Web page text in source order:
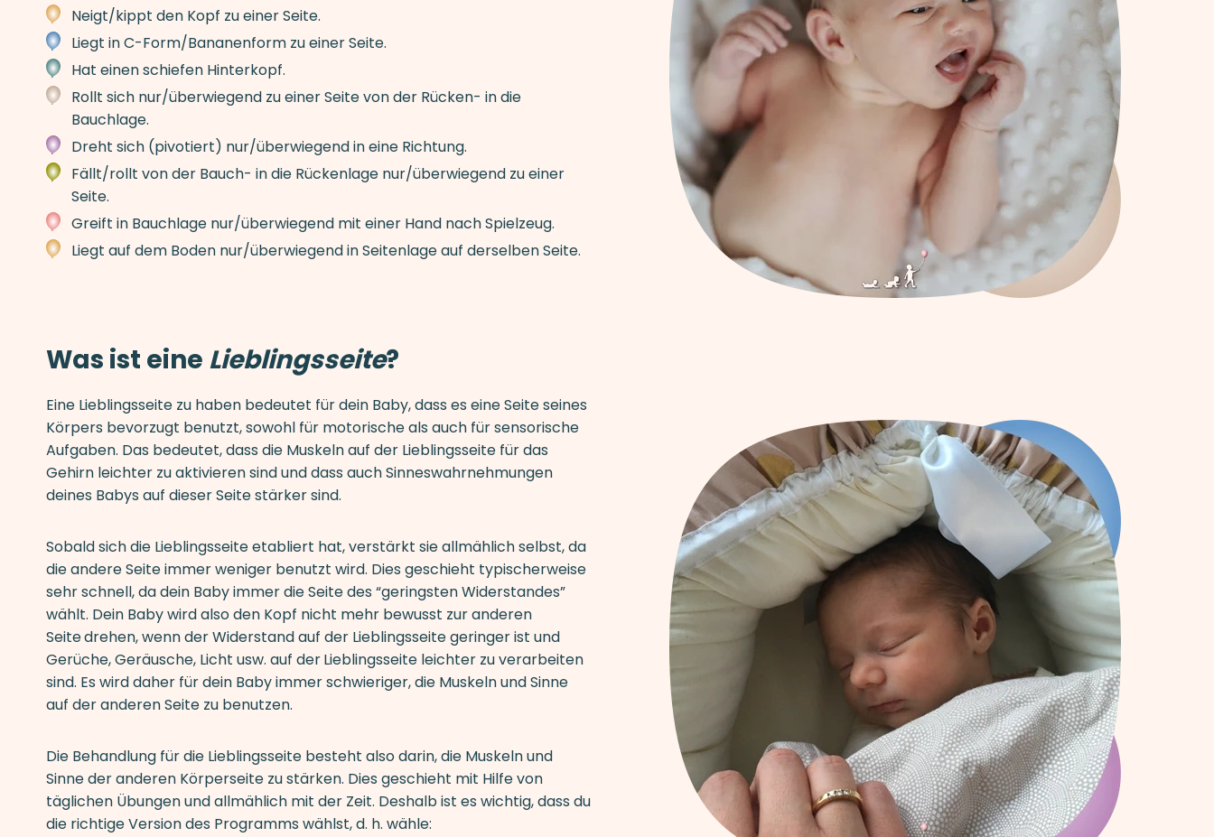
Neigt/kippt den Kopf zu einer Seite.
Liegt in C-Form/Bananenform zu einer Seite.
Hat einen schiefen Hinterkopf.
Rollt sich nur/überwiegend zu einer Seite von der Rücken- in die
Bauchlage.
Dreht sich (pivotiert) nur/überwiegend in eine Richtung.
Fällt/rollt von der Bauch- in die Rückenlage nur/überwiegend zu einer
Seite.
Greift in Bauchlage nur/überwiegend mit einer Hand nach Spielzeug.
Liegt auf dem Boden nur/überwiegend in Seitenlage auf derselben Seite.
Was ist eine Lieblingsseite?
Eine Lieblingsseite zu haben bedeutet für dein Baby, dass es eine Seite seines
Körpers bevorzugt benutzt, sowohl für motorische als auch für sensorische
Aufgaben. Das bedeutet, dass die Muskeln auf der Lieblingsseite für das
Gehirn leichter zu aktivieren sind und dass auch Sinneswahrnehmungen
deines Babys auf dieser Seite stärker sind.
Sobald sich die Lieblingsseite etabliert hat, verstärkt sie allmählich selbst, da
die andere Seite immer weniger benutzt wird. Dies geschieht typischerweise
sehr schnell, da dein Baby immer die Seite des “geringsten Widerstandes”
wählt. Dein Baby wird also den Kopf nicht mehr bewusst zur anderen
Seitedrehen, wenn der Widerstand auf der Lieblingsseite geringer ist und
Gerüche, Geräusche, Licht usw. auf derLieblingsseite leichter zu verarbeiten
sind. Es wird daher für dein Baby immer schwieriger, die Muskeln und Sinne
auf der anderen Seite zu benutzen.
Die Behandlung für die Lieblingsseite besteht also darin, die Muskeln und
Sinne der anderen Körperseite zu stärken. Dies geschieht mit Hilfe von
täglichen Übungen und allmählich mit der Zeit. Deshalb ist es wichtig, dass du
die richtige Version des Programms wählst, d. h. wähle: